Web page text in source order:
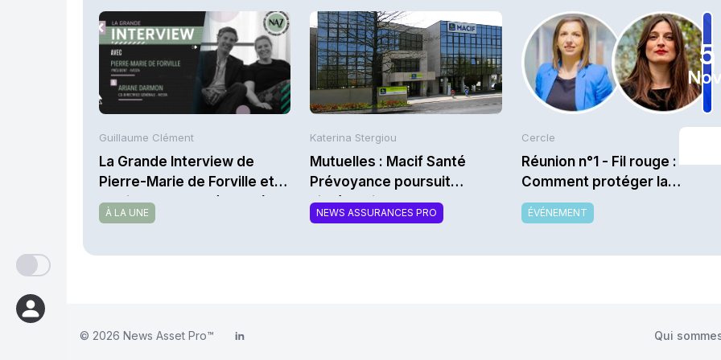
Guillaume Clément
La Grande Interview de
Pierre-Marie de Forville et
d’Ariane Darmon (Ivesta)
À LA UNE
Katerina Stergiou
Mutuelles : Macif Santé
Prévoyance poursuit
l'intégration de la Math
NEWS ASSURANCES PRO
5
Cercle
Réunion n°1 - Fil rouge :
Comment protéger la
marque et la promesse
relationnelle dans un monde
ÉVÉNEMENT
© 2026 News Asset Pro™ LinkedIn Qui